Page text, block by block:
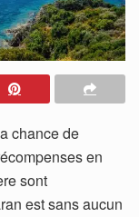
chance de
en
sont
est sans aucun